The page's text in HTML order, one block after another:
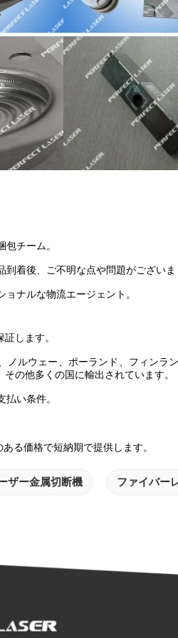
チーム。
到着後、ご不明な点や問題がござい
ナルな物流エージェント。
します。
ノルウェー、ポーランド、フィンラ
の他多くの国に輸出されています。
い条件。
る価格で短納期で提供します。
ザー金属切断機 ファイバー